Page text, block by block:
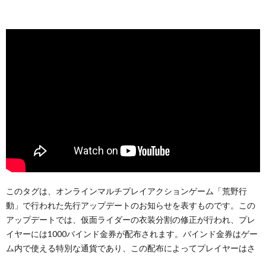
このタグは、オンラインマルチプレイアクションゲーム「荒野行
動」で行われた先行アップデートのお知らせを表すものです。この
アップデートでは、仮面ライダーの衣装分割の修正が行われ、プレ
イヤーには1000バインド金券が配布されます。バインド金券はゲー
ム内で使える特別な通貨であり、この配布によってプレイヤーはさ